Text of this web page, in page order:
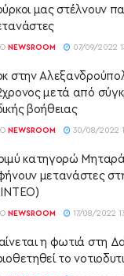
μας στέλνουν
NEWSROOM 07/09/2022
στην
μετά από
βοήθειας
NEWSROOM 30/08/2022
κατηγορώ
μετανάστες
NEWSROOM 17/08/2022
η φωτιά στη
το